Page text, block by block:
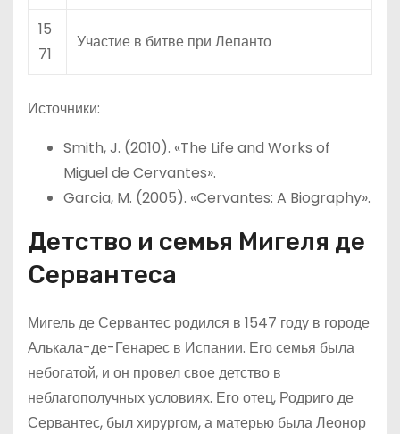
15
71
Участие в битве при Лепанто
Источники:
Smith, J. (2010). «The Life and Works of
Miguel de Cervantes».
Garcia, M. (2005). «Cervantes: A Biography».
Детство и семья Мигеля де
Сервантеса
Мигель де Сервантес родился в 1547 году в городе
Алькала-де-Генарес в Испании. Его семья была
небогатой, и он провел свое детство в
неблагополучных условиях. Его отец, Родриго де
Сервантес, был хирургом, а матерью была Леонор